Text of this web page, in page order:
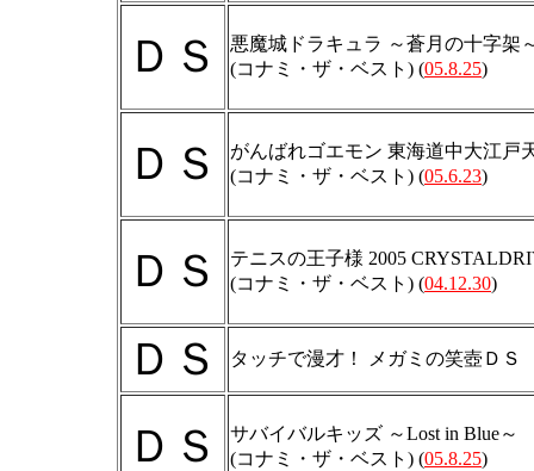
ＤＳ
悪魔城ドラキュラ ～蒼月の十字架
(コナミ・ザ・ベスト) (05.8.25)
ＤＳ
がんばれゴエモン 東海道中大江戸
(コナミ・ザ・ベスト) (05.6.23)
ＤＳ
テニスの王子様 2005
(コナミ・ザ・ベスト) (04.12.30)
ＤＳ タッチで漫才！ メガミの笑壺ＤＳ
ＤＳ
サバイバルキッズ ～Lost in Blue～
(コナミ・ザ・ベスト) (05.8.25)